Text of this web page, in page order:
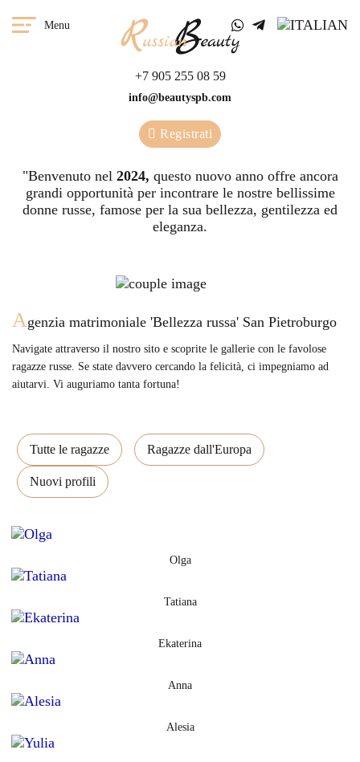
Menu
+7 905 255 08 59
info@beautyspb.com
Registrati
"Benvenuto nel 2024, questo nuovo anno offre ancora
grandi opportunità per incontrare le nostre bellissime
donne russe, famose per la sua bellezza, gentilezza ed
eleganza.
Agenzia matrimoniale 'Bellezza russa' San Pietroburgo
Navigate attraverso il nostro sito e scoprite le gallerie con le favolose
ragazze russe. Se state davvero cercando la felicità, ci impegniamo ad
aiutarvi. Vi auguriamo tanta fortuna!
Tutte le ragazze Ragazze dall'Europa
Nuovi profili
Olga
Tatiana
Ekaterina
Anna
Alesia